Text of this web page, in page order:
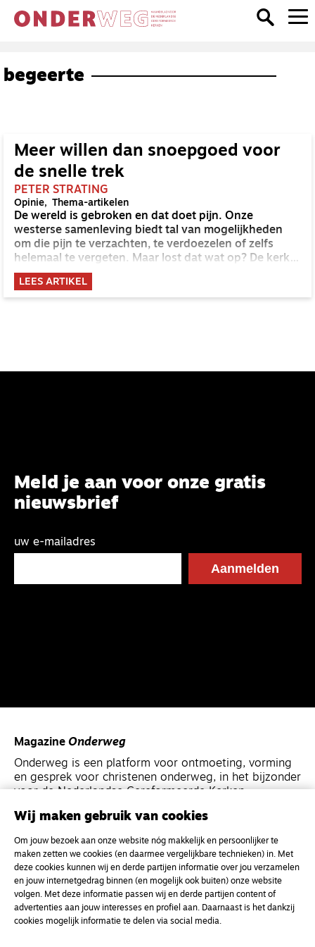
begeerte
Meer willen dan snoepgoed voor
de snelle trek
PETER STRATING
Opinie Thema-artikelen
De wereld is gebroken en dat doet pijn. Onze
westerse samenleving biedt tal van mogelijkheden
om die pijn te verzachten, te verdoezelen of zelfs
helemaal te vergeten. Maar lost dat wat op? De kerk is
de plek bij uitstek waar valse behoeftebevrediging
ontmaskerd kan worden en waar het verlangen naar
échte levensvervulling kan groeien, schrijft Peter
LEES ARTIKEL
Meld je aan voor onze gratis
nieuwsbrief
uw e-mailadres
Magazine Onderweg
Onderweg is een platform voor ontmoeting, vorming
en gesprek voor christenen onderweg, in het bijzonder
voor de Nederlandse Gereformeerde Kerken.
Kvk-nummer 33277063
NL46 INGB 0117 5827 86
info@onderwegonline.nl
Wij maken gebruik van cookies
Om jouw bezoek aan onze website nóg makkelijk en persoonlijker te
maken zetten we cookies (en daarmee vergelijkbare technieken) in. Met
deze cookies kunnen wij en derde partijen informatie over jou verzamelen
en jouw internetgedrag binnen (en mogelijk ook buiten) onze website
volgen. Met deze informatie passen wij en derde partijen content of
advertenties aan jouw interesses en profiel aan. Daarnaast is het dankzij
cookies mogelijk informatie te delen via social media.